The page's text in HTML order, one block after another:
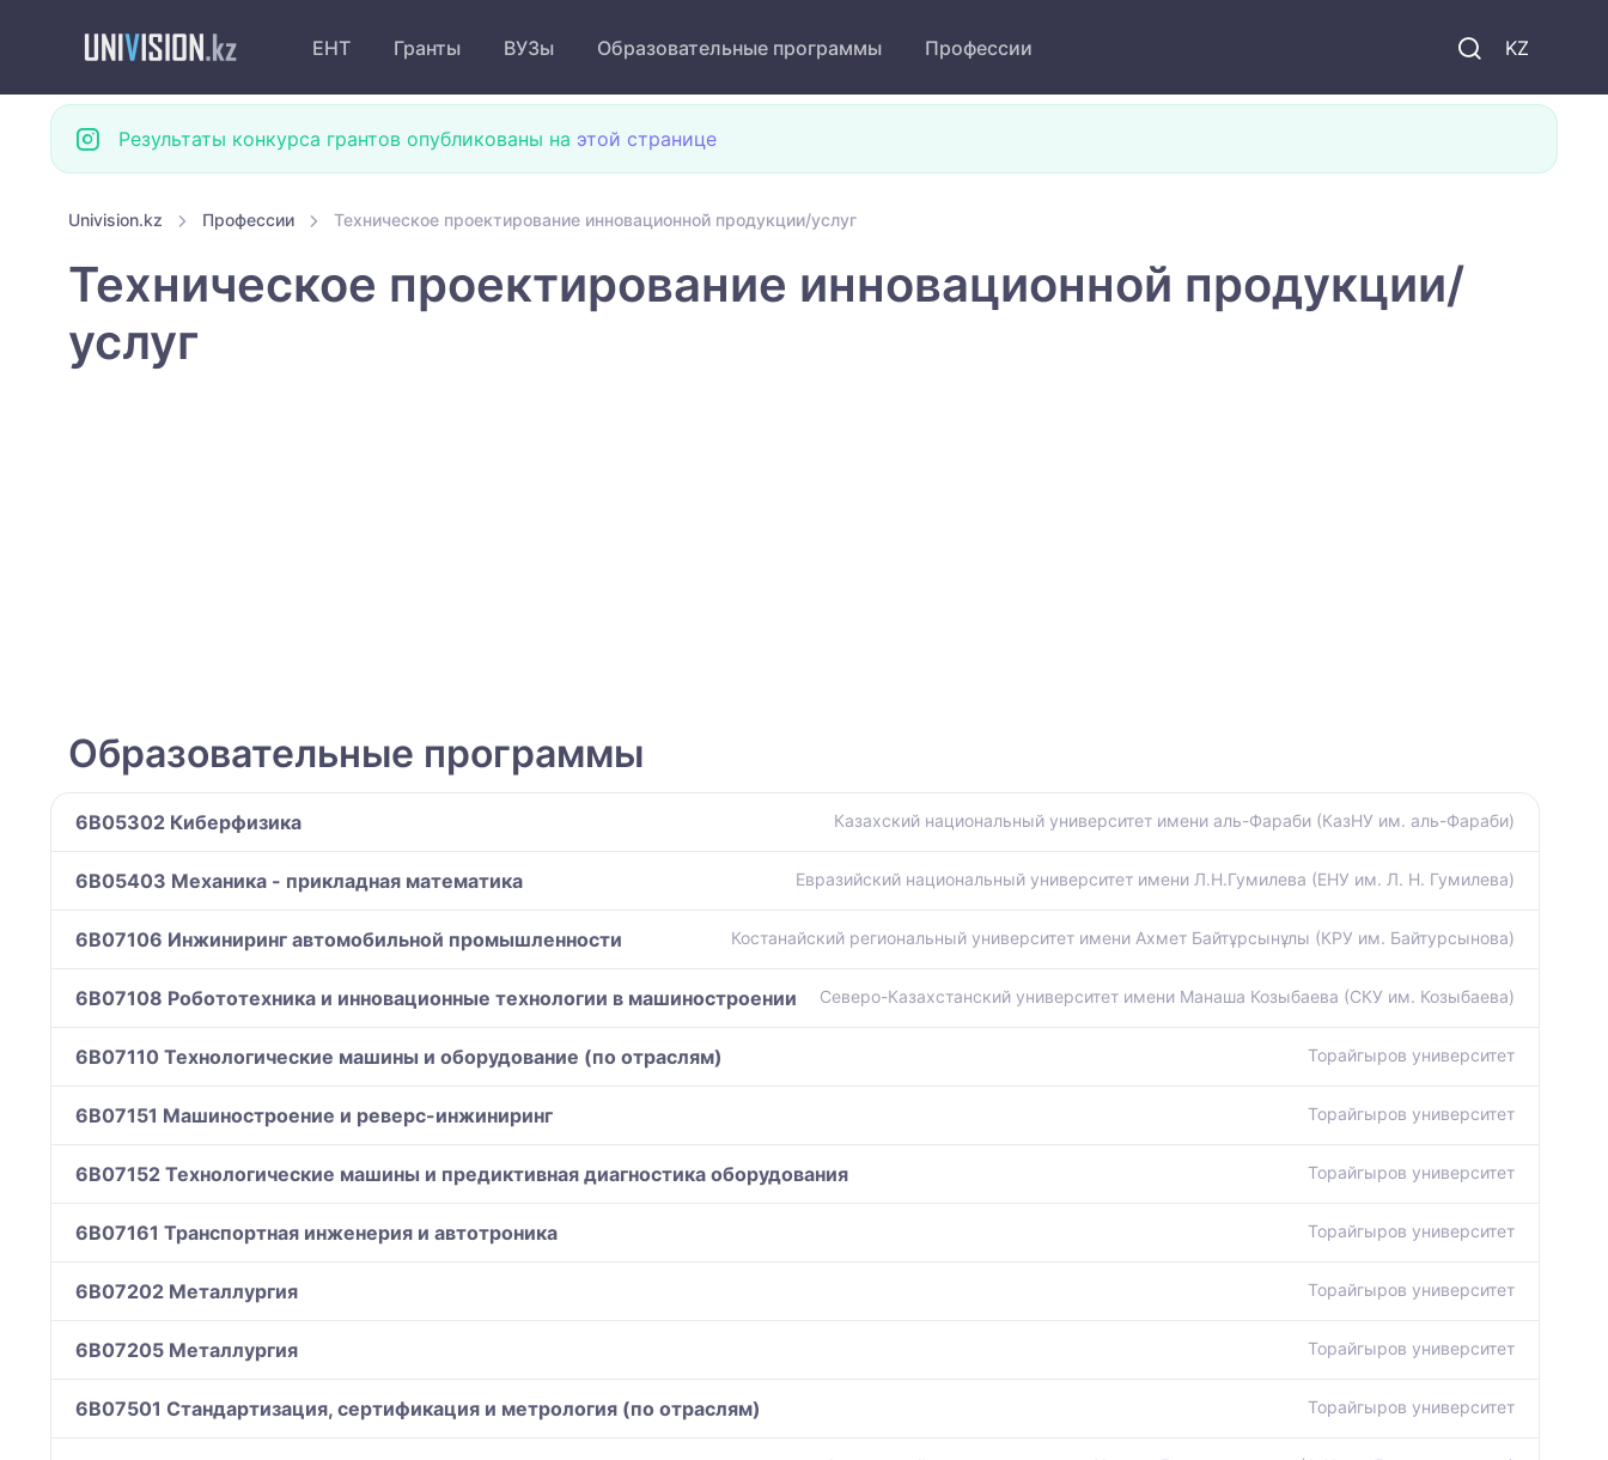
KZ
ЕНТ Гранты ВУЗы Образовательные программы Профессии
Результаты конкурса грантов опубликованы на этой странице
Univision.kz Профессии Техническое проектирование инновационной̆ продукции/услуг
Техническое проектирование инновационной̆ продукции/
услуг
Образовательные программы
6B05302 Киберфизика Казахский национальный университет имени аль-Фараби (КазНУ им. аль-Фараби)
6B05403 Механика - прикладная математика Евразийский национальный университет имени Л.Н.Гумилева (ЕНУ им. Л. Н. Гумилева)
6B07106 Инжиниринг автомобильной промышленности Костанайский региональный университет имени Ахмет Байтұрсынұлы (КРУ им. Байтурсынова)
6B07108 Робототехника и инновационные технологии в машиностроении Северо-Казахстанский университет имени Манаша Козыбаева (СКУ им. Козыбаева)
6B07110 Технологические машины и оборудование (по отраслям) Торайгыров университет
6B07151 Машиностроение и реверс-инжиниринг Торайгыров университет
6B07152 Технологические машины и предиктивная диагностика оборудования Торайгыров университет
6B07161 Транспортная инженерия и автотроника Торайгыров университет
6B07202 Металлургия Торайгыров университет
6B07205 Металлургия Торайгыров университет
6B07501 Стандартизация, сертификация и метрология (по отраслям) Торайгыров университет